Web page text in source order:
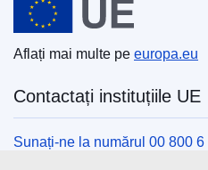
Aflați mai multe pe europa.eu
Contactați instituțiile UE
Sunați-ne la numărul 00 800 6